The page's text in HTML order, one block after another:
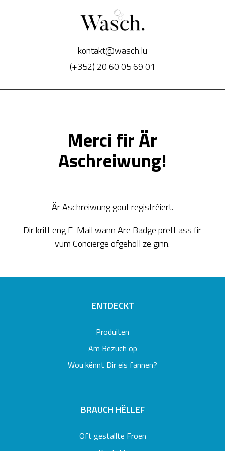
kontakt@wasch.lu
(+352) 20 60 05 69 01
Merci fir Är
Aschreiwung!
Är Aschreiwung gouf registréiert.
Dir kritt eng E-Mail wann Äre Badge prett ass fir
vum Concierge ofgeholl ze ginn.
ENTDECKT
Produiten
Am Bezuch op
Wou kënnt Dir eis fannen?
BRAUCH HËLLEF
Oft gestallte Froen